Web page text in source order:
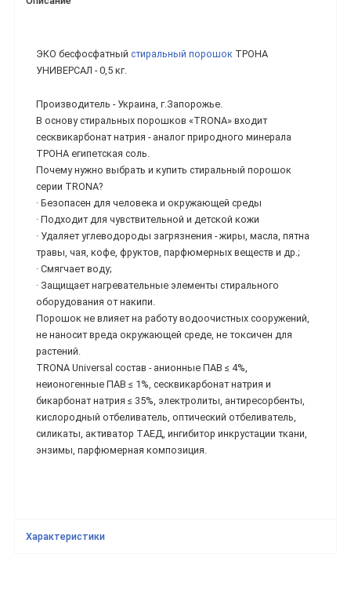
ЭКО бесфосфатный стиральный порошок ТРОНА
УНИВЕРСАЛ - 0,5 кг.
Производитель - Украина, г.Запорожье.
В основу стиральных порошков «TRONA» входит
сесквикарбонат натрия - аналог природного минерала
ТРОНА египетская соль.
Почему нужно выбрать и купить стиральный порошок
серии TRONA?
· Безопасен для человека и окружающей среды
· Подходит для чувствительной и детской кожи
· Удаляет углеводороды загрязнения - жиры, масла, пятна
травы, чая, кофе, фруктов, парфюмерных веществ и др.;
· Смягчает воду;
· Защищает нагревательные элементы стирального
оборудования от накипи.
Порошок не влияет на работу водоочистных сооружений,
не наносит вреда окружающей среде, не токсичен для
растений.
TRONA Universal состав - анионные ПАВ ≤ 4%,
неионогенные ПАВ ≤ 1%, сесквикарбонат натрия и
бикарбонат натрия ≤ 35%, электролиты, антиресорбенты,
кислородный отбеливатель, оптический отбеливатель,
силикаты, активатор ТАЕД, ингибитор инкрустации ткани,
энзимы, парфюмерная композиция.
Характеристики